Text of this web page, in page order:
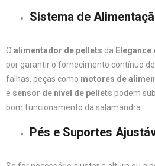
Sistema de
O alimentador de pellets da Elegance
por garantir o fornecimento contínuo
falhas, peças como motores de
e sensor de nível de pellets podem
bom funcionamento da salamandra.
Pés e Suportes